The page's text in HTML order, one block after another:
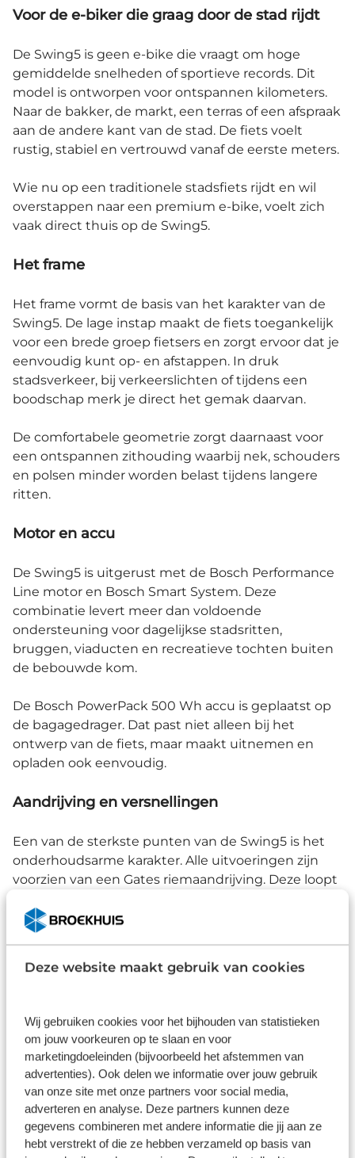
Deze website maakt gebruik van cookies
Wij gebruiken cookies voor het bijhouden van statistieken
om jouw voorkeuren op te slaan en voor
marketingdoeleinden (bijvoorbeeld het afstemmen van
advertenties). Ook delen we informatie over jouw gebruik
van onze site met onze partners voor social media,
adverteren en analyse. Deze partners kunnen deze
gegevens combineren met andere informatie die jij aan ze
hebt verstrekt of die ze hebben verzameld op basis van
Voor de e-biker die graag door de stad rijdt
De Swing5 is geen e-bike die vraagt om hoge
gemiddelde snelheden of sportieve records. Dit
model is ontworpen voor ontspannen kilometers.
Naar de bakker, de markt, een terras of een afspraak
aan de andere kant van de stad. De fiets voelt
rustig, stabiel en vertrouwd vanaf de eerste meters.
Wie nu op een traditionele stadsfiets rijdt en wil
overstappen naar een premium e-bike, voelt zich
vaak direct thuis op de Swing5.
Het frame
Het frame vormt de basis van het karakter van de
Swing5. De lage instap maakt de fiets toegankelijk
voor een brede groep fietsers en zorgt ervoor dat je
eenvoudig kunt op- en afstappen. In druk
stadsverkeer, bij verkeerslichten of tijdens een
boodschap merk je direct het gemak daarvan.
De comfortabele geometrie zorgt daarnaast voor
een ontspannen zithouding waarbij nek, schouders
en polsen minder worden belast tijdens langere
ritten.
Motor en accu
De Swing5 is uitgerust met de Bosch Performance
Line motor en Bosch Smart System. Deze
combinatie levert meer dan voldoende
ondersteuning voor dagelijkse stadsritten,
bruggen, viaducten en recreatieve tochten buiten
de bebouwde kom.
De Bosch PowerPack 500 Wh accu is geplaatst op
de bagagedrager. Dat past niet alleen bij het
ontwerp van de fiets, maar maakt uitnemen en
opladen ook eenvoudig.
Aandrijving en versnellingen
Een van de sterkste punten van de Swing5 is het
onderhoudsarme karakter. Alle uitvoeringen zijn
voorzien van een Gates riemaandrijving. Deze loopt
van roest zoals een traditionele ketting.
met een Shimano Nexus-naaf, een traploze Enviolo-
Comfort onderweg
Brede Schwalbe Big Ben banden, een geveerde
voorvork en een comfortabele zithouding zorgen
ervoor dat klinkerwegen, verkeersdrempels en
minder strak asfalt hun scherpe randjes verliezen.